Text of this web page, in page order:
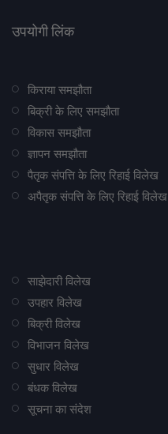
उपयोगी लिंक
किराया समझौता
बिक्री के लिए समझौता
विकास समझौता
ज्ञापन समझौता
पैतृक संपत्ति के लिए रिहाई विलेख
अपैतृक संपत्ति के लिए रिहाई विलेख
साझेदारी विलेख
उपहार विलेख
बिक्री विलेख
विभाजन विलेख
सुधार विलेख
बंधक विलेख
सूचना का संदेश